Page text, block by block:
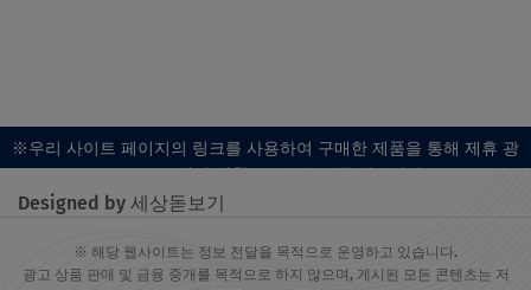
※우리 사이트 페이지의 링크를 사용하여 구매한 제품을 통해 제휴 광
고 프로그램의 일환으로 수수료를 받습니다.
Designed by 세상돋보기
※ 해당 웹사이트는 정보 전달을 목적으로 운영하고 있습니다.
광고 상품 판매 및 금융 중개를 목적으로 하지 않으며, 게시된 모든 콘텐츠는 저